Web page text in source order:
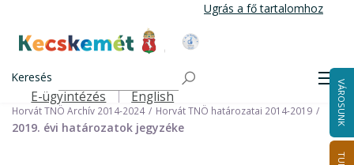
tartalomra
Ugrás a fő tartalomhoz
Kecskemét Város Honlapja
Keresés
Felső navigáció
E-ügyintézés English VÁROSUNK
Önkormányzat
Nemzetiségi Önkormányzatok
Horvát Települési Nemzetiségi Önkormányzat
Horvát TNÖ Archív 2014-2024
Horvát TNÖ határozatai 2014-2019
2019. évi határozatok jegyzéke